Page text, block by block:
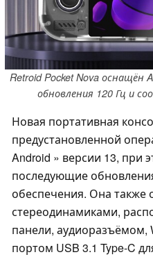
Retroid Pocket Nova оснащён
обновления 120 Гц и
Новая портативная
предустановленной
Android » версии 13, при
последующие
обеспечения. Она также
стереодинамиками,
панели, аудиоразъёмом,
портом USB 3.1 Type-C